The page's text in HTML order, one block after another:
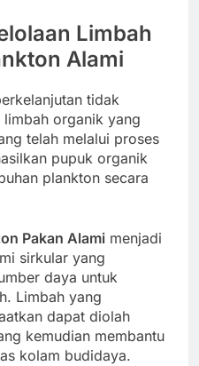
Limbah
Alami
tidak
organik yang
telah melalui proses
pupuk organik
plankton secara
Pakan Alami menjadi
sirkular yang
daya untuk
Limbah yang
dapat diolah
kemudian membantu
kolam budidaya.